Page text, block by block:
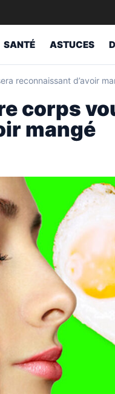
SANTÉ ASTUCES
reconnaissant d’avoir
corps
mangé